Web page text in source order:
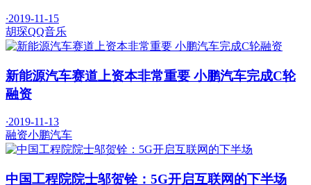
·2019-11-15
胡琛QQ音乐
新能源汽车赛道上资本非常重要 小鹏汽车完成C轮
融资
·2019-11-13
融资小鹏汽车
中国工程院院士邬贺铨：5G开启互联网的下半场